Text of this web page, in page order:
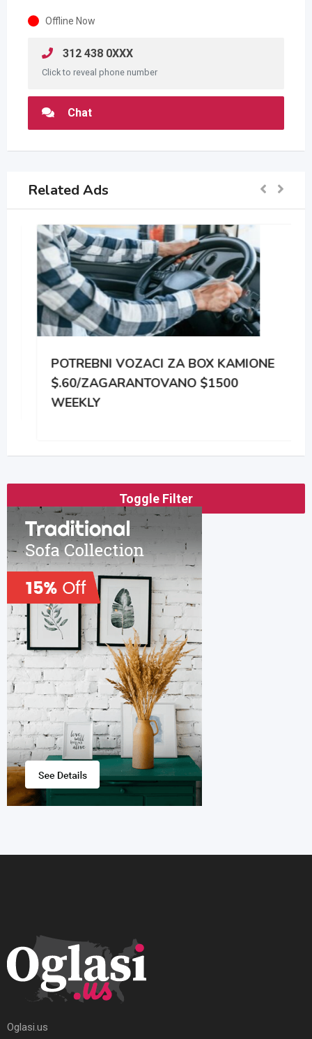
Offline Now
312 438 0XXX
Click to reveal phone number
Chat
Related Ads
POTREBNI VOZACI ZA BOX KAMIONE
$.60/ZAGARANTOVANO $1500
WEEKLY
Toggle Filter
Oglasi.us